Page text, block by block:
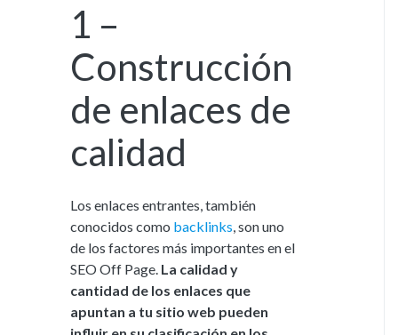
1 –
Construcción
de enlaces de
calidad
Los enlaces entrantes, también
conocidos como backlinks , son uno
de los factores más importantes en el
SEO Off Page. La calidad y
cantidad de los enlaces que
apuntan a tu sitio web pueden